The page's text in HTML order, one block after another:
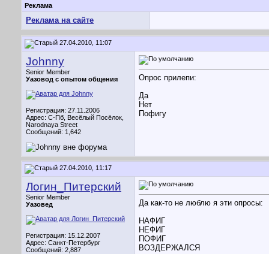
Реклама
Реклама на сайте
27.04.2010, 11:07
Johnny
Senior Member
Уазовод с опытом общения
Регистрация: 27.11.2006
Адрес: С-Пб, Весёлый Посёлок,
Narodnaya Street
Сообщений: 1,642
Опрос прилепи:
Да
Нет
Пофигу
27.04.2010, 11:17
Логин_Питерский
Senior Member
Уазовед
Регистрация: 15.12.2007
Адрес: Санкт-Петербург
Сообщений: 2,887
Да как-то не люблю я эти опросы:
НАФИГ
НЕФИГ
ПОФИГ
ВОЗДЕРЖАЛСЯ